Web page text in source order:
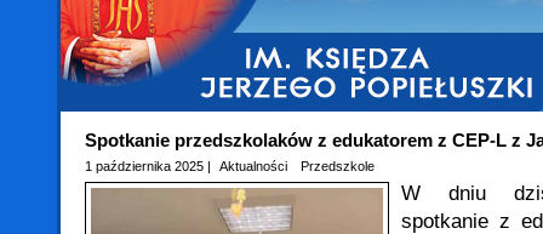
Spotkanie przedszkolaków z edukatorem z CEP-L z
1 października 2025 | Aktualności Przedszkole
W dniu
spotkanie z